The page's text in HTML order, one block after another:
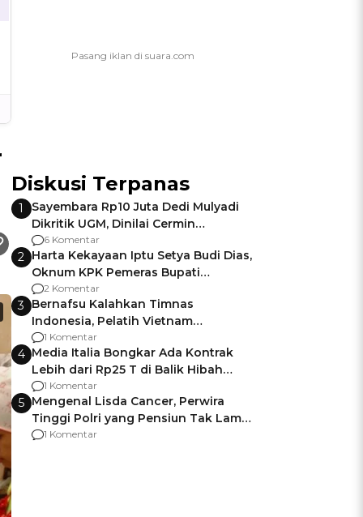
Diskusi Terpanas
1
Sayembara Rp10 Juta Dedi Mulyadi
Dikritik UGM, Dinilai Cermin
Gagalnya Negara Jamin Keamanan
6 Komentar
2 Harta Kekayaan Iptu Setya Budi Dias,
Oknum KPK Pemeras Bupati
Pemalang
2 Komentar
3 Bernafsu Kalahkan Timnas
Indonesia, Pelatih Vietnam
Berencana Pakai Jimat di Pakansari
1 Komentar
4 Media Italia Bongkar Ada Kontrak
Lebih dari Rp25 T di Balik Hibah
Kapal Induk Giuseppe Garibaldi
1 Komentar
5 Mengenal Lisda Cancer, Perwira
Tinggi Polri yang Pensiun Tak Lama
Usai Jadi Brigjen
1 Komentar